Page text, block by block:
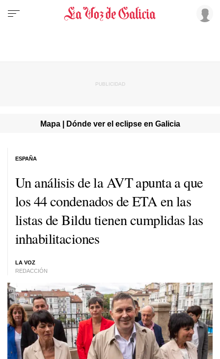
Mapa | Dónde ver el eclipse en Galicia
Un análisis de la AVT apunta a que
los 44 condenados de ETA en las
listas de Bildu tienen cumplidas las
inhabilitaciones
LA VOZ
REDACCIÓN
ESPAÑA